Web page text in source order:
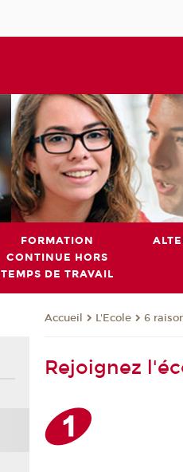
FORMATION
CONTINUE HORS
TEMPS DE TRAVAIL
Accueil L'Ecole 6
Rejoignez